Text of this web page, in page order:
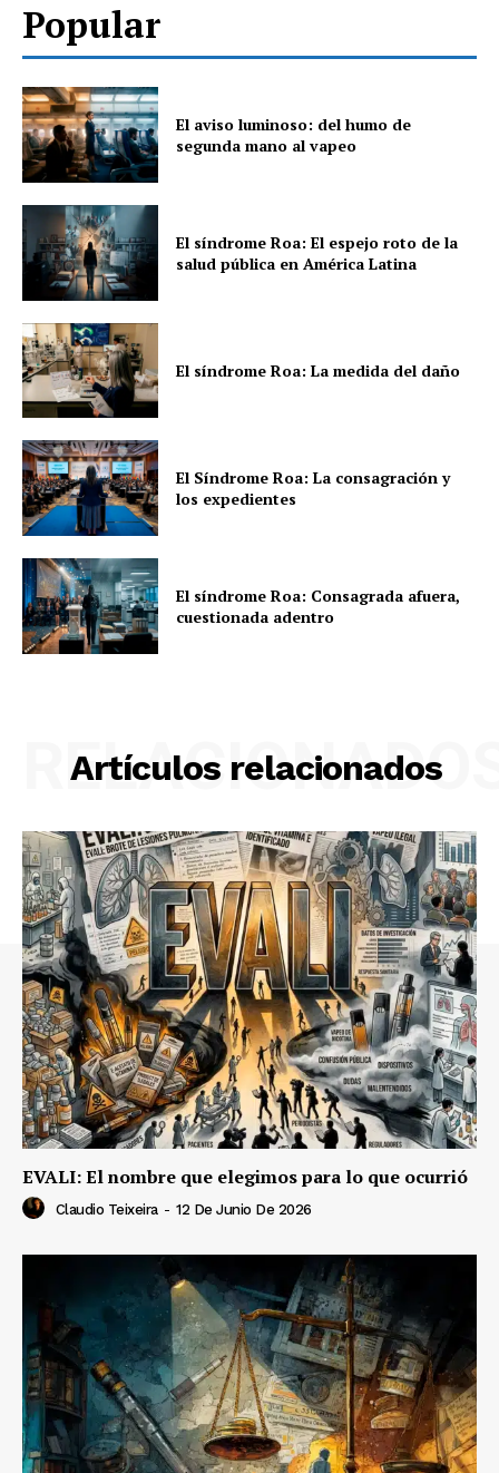
Popular
El aviso luminoso: del humo de
segunda mano al vapeo
El síndrome Roa: El espejo roto de la
salud pública en América Latina
El síndrome Roa: La medida del daño
El Síndrome Roa: La consagración y
los expedientes
El síndrome Roa: Consagrada afuera,
cuestionada adentro
Artículos relacionados
EVALI: El nombre que elegimos para lo que ocurrió
Claudio Teixeira - 12 De Junio De 2026